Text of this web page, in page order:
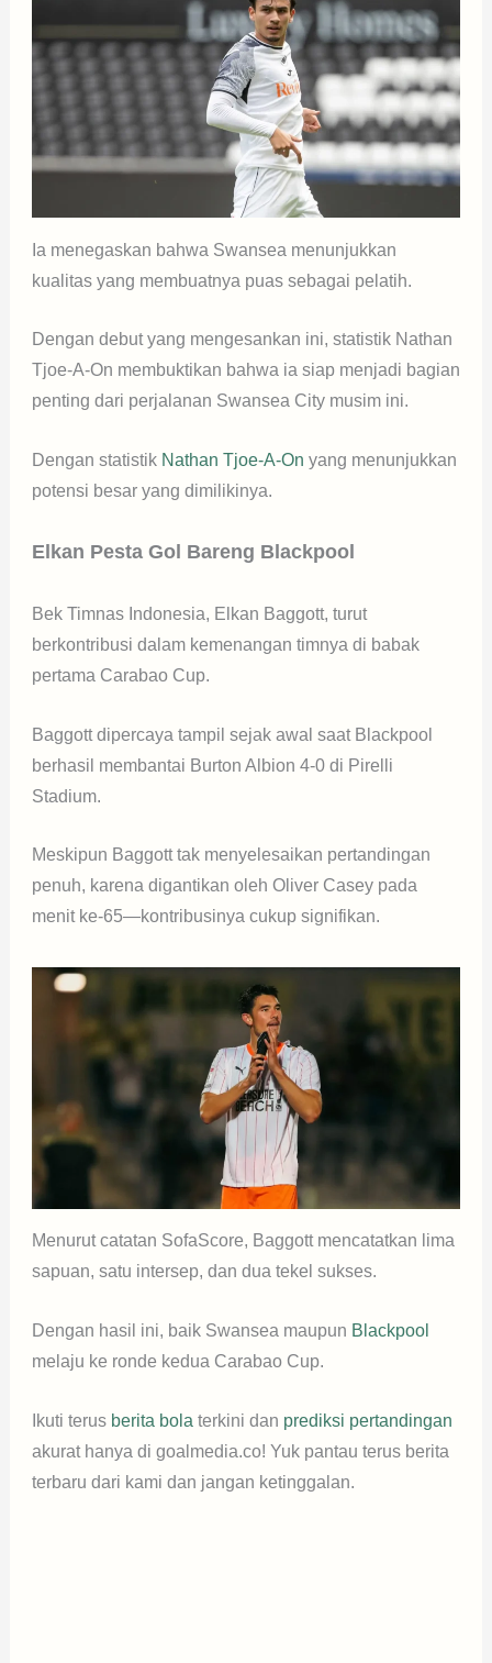
Ia menegaskan bahwa Swansea menunjukkan
kualitas yang membuatnya puas sebagai pelatih.
Dengan debut yang mengesankan ini, statistik Nathan
Tjoe-A-On membuktikan bahwa ia siap menjadi bagian
penting dari perjalanan Swansea City musim ini.
Dengan statistik Nathan Tjoe-A-On yang menunjukkan
potensi besar yang dimilikinya.
Elkan Pesta Gol Bareng Blackpool
Bek Timnas Indonesia, Elkan Baggott, turut
berkontribusi dalam kemenangan timnya di babak
pertama Carabao Cup.
Baggott dipercaya tampil sejak awal saat Blackpool
berhasil membantai Burton Albion 4-0 di Pirelli
Stadium.
Meskipun Baggott tak menyelesaikan pertandingan
penuh, karena digantikan oleh Oliver Casey pada
menit ke-65—kontribusinya cukup signifikan.
Menurut catatan SofaScore, Baggott mencatatkan lima
sapuan, satu intersep, dan dua tekel sukses.
Dengan hasil ini, baik Swansea maupun Blackpool
melaju ke ronde kedua Carabao Cup.
Ikuti terus berita bola terkini dan prediksi pertandingan
akurat hanya di goalmedia.co! Yuk pantau terus berita
terbaru dari kami dan jangan ketinggalan.